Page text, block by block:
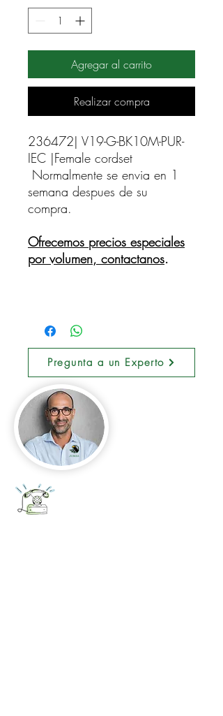
Agregar al carrito
Realizar compra
236472| V19-G-BK10M-PUR-
IEC |Female cordset
Normalmente se envia en 1
semana despues de su
compra.
Ofrecemos precios especiales
por volumen, contactanos.
Pregunta a un Experto